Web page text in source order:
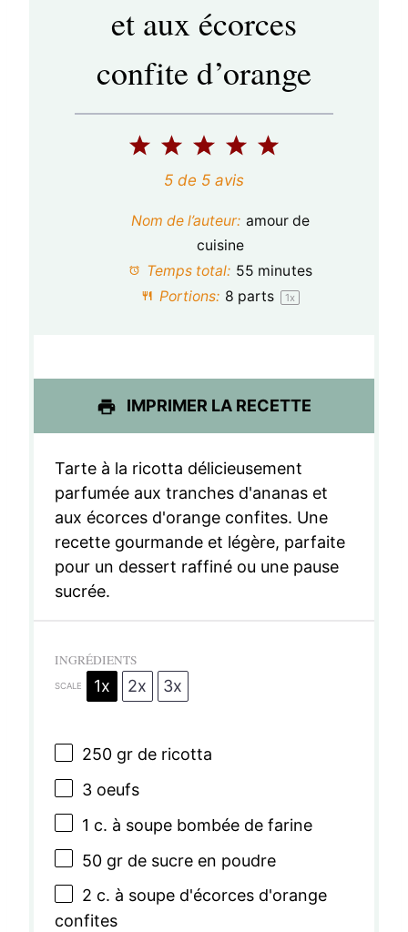
et aux écorces
confite d’orange
5
t
i
s
4
t
i
s
3
é
t
o
i
s
2
é
t
i
s
1
t
i
5de 5 avis
Nom de l’auteur: amour de
cuisine
Temps total: 55 minutes
Portions: 8 parts 1x
IMPRIMER LA RECETTE
Tarte à la ricotta délicieusement
parfumée aux tranches d'ananas et
aux écorces d'orange confites. Une
recette gourmande et légère, parfaite
pour un dessert raffiné ou une pause
sucrée.
INGRÉDIENTS
SCALE 1x 2x 3x
250gr de ricotta
3oeufs
1 c. à soupe bombée de farine
50gr de sucre en poudre
2 c. à soupe d'écorces d'orange
confites